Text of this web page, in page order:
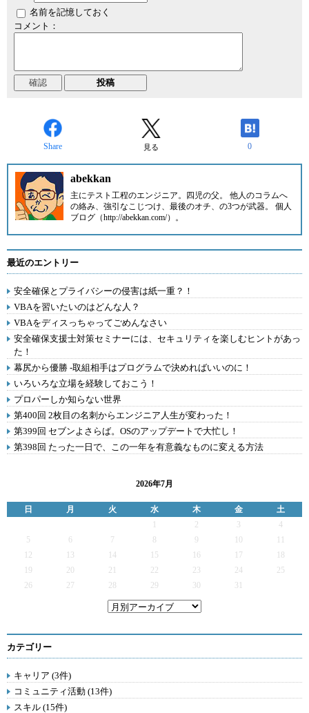
名前を記憶しておく
コメント：
Share 見る 0
abekkan
主にテスト工程のエンジニア。四児の父。 他人のコラムへ
の絡み、強引なこじつけ、最後のオチ、の3つが武器。 個人
ブログ（http://abekkan.com/）。
最近のエントリー
安全確保とプライバシーの侵害は紙一重？！
VBAを習いたいのはどんな人？
VBAをディスっちゃってごめんなさい
安全確保支援士対策セミナーには、セキュリティを楽しむヒントがあっ
た！
幕尻から優勝 -取組相手はプログラムで決めればいいのに！
いろいろな立場を経験しておこう！
プロパーしか知らない世界
第400回 2枚目の名刺からエンジニア人生が変わった！
第399回 セブンよさらば。OSのアップデートで大忙し！
第398回 たった一日で、この一年を有意義なものに変える方法
2026年7月
日 月 火 水 木 金
土
2 3
4
5
6 7 9
12
13 14 15 16 17
19
20 21 22 23 24
25
26
27 28 29 30 31
カテゴリー
キャリア (3件)
コミュニティ活動 (13件)
スキル (15件)